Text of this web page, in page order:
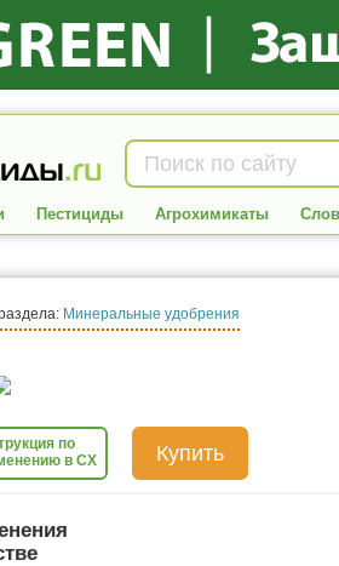
Пестициды Агрохимикаты
Минеральные удобрения
по
в СХ
Купить